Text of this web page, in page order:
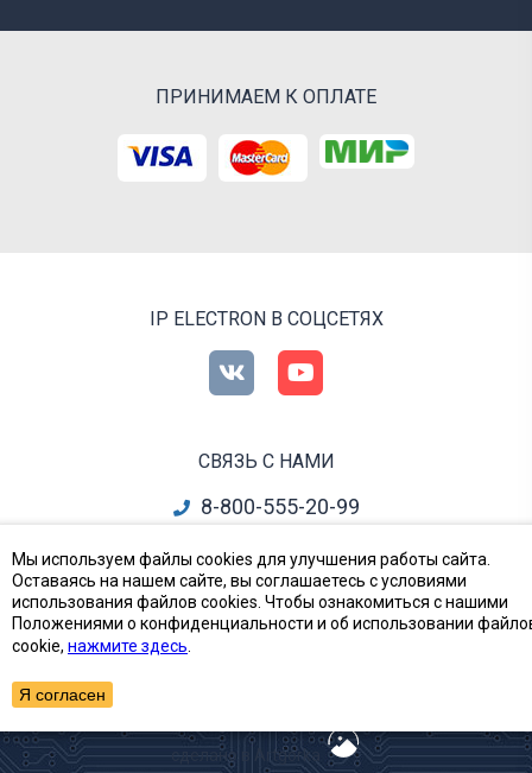
ПРИНИМАЕМ К ОПЛАТЕ
IP ELECTRON В СОЦСЕТЯХ
СВЯЗЬ С НАМИ
8-800-555-20-99
все контакты
Приборы, Радиодетали и Электронные компоненты
сделано в Artgorka
Мы используем файлы cookies для улучшения работы сайта.
Оставаясь на нашем сайте, вы соглашаетесь с условиями
использования файлов cookies. Чтобы ознакомиться с нашими
Положениями о конфиденциальности и об использовании
cookie, нажмите здесь
Я согласен